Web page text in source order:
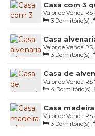
Casa com 3
R$
Valor de Venda
Brasil
3 Dormitório(s) ,
Útil: 120.00m² ,
13.00m Lado
Casa
- Rio do SulR$
Valor de Venda
Catarina, Brasil
3 Dormitório(s) ,
Útil: 145.00m² ,
15.00m Lado
Casa de
Rio do Sul/SC
R$
Valor de Venda
Brasil
4 Dormitório(s) ,
Vaga(s) , Útil: 159
,
Frente: 21.30m
Casa
Rio do Sul/SC
R$
Valor de Venda
Brasil
3 Dormitório(s) ,